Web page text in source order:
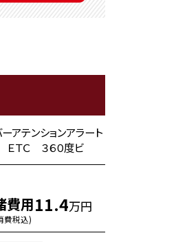
アテンションアラート
ＥＴＣ ３６０度ビ
費用
費税込)
11.4万円